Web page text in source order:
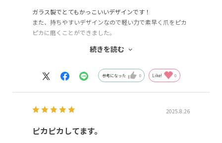
ガラス製でとてもかっこいいデザインです！
また、持ちやすいデザインなので軽い力で素早く爪をピカ
ピカに磨くことができました。
レゼントとしてとても喜ばれると思います。
続きを読む
参考になった 0 Like! 0
2025.8.26
ピカピカしてます。